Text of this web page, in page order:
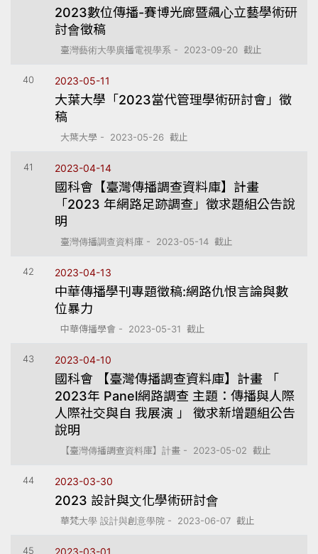
2023數位傳播-賽博光廊暨飆心立藝學術研
討會徵稿
臺灣藝術大學廣播電視學系 - 2023-09-20 截止
40 2023-05-11
大葉大學「2023當代管理學術研討會」徵
稿
大葉大學 - 2023-05-26 截止
41 2023-04-14
國科會【臺灣傳播調查資料庫】計畫
「2023 年網路足跡調查」徵求題組公告說
明
臺灣傳播調查資料庫 - 2023-05-14 截止
42 2023-04-13
中華傳播學刊專題徵稿:網路仇恨言論與數
位暴力
中華傳播學會 - 2023-05-31 截止
43 2023-04-10
國科會 【臺灣傳播調查資料庫】計畫 「
2023年 Panel網路調查 主題：傳播與人際
人際社交與自 我展演 」 徵求新增題組公告
說明
【臺灣傳播調查資料庫】計畫 - 2023-05-02 截止
44 2023-03-30
2023 設計與文化學術研討會
華梵大學 設計與創意學院 - 2023-06-07 截止
45 2023-03-01